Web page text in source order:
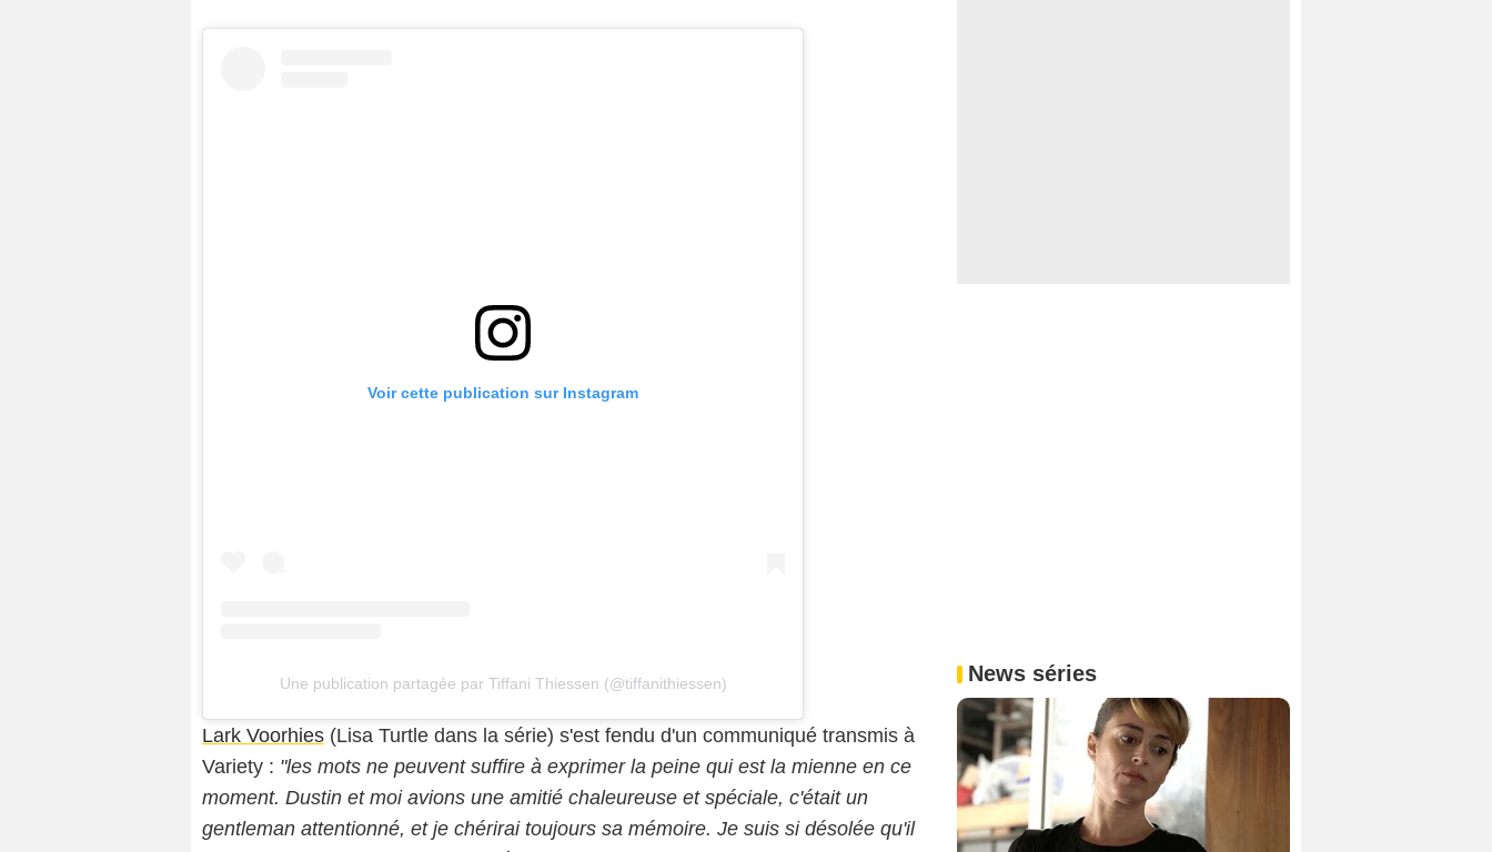
Voir cette publication sur Instagram
Une publication partagée par Tiffani Thiessen (@tiffanithiessen)
Lark Voorhies (Lisa Turtle dans la série) s'est fendu d'un communiqué transmis à
Variety : "les mots ne peuvent suffire à exprimer la peine qui est la mienne en ce
moment. Dustin et moi avions une amitié chaleureuse et spéciale, c'était un
gentleman attentionné, et je chérirai toujours sa mémoire. Je suis si désolée qu'il
News séries